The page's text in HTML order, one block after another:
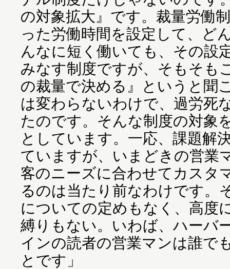
の対象拡大』です。裁量労働
った労働時間を設定して、ど
んなに短く働いても、その設
みなす制度ですが、そもそも
の裁量で決める』というと聞
は変わらないわけで、過労死
たのです。そんな制度の対象
としています。一応、課題解
ていますが、いまどきの営業
客のニーズに合わせてカスタ
るのは当たり前なわけです。
についての定めもなく、高度
縛りもない。いわば、ハーバ
インの読者の営業マンは誰で
とです」